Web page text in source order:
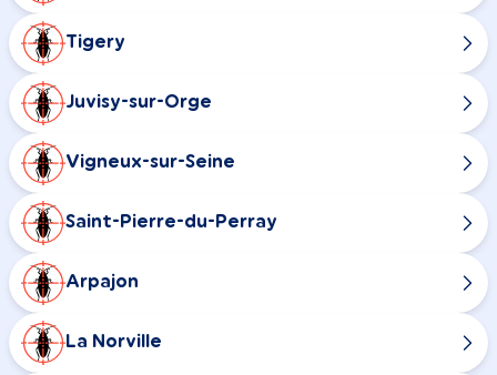
Tigery
Juvisy-sur-Orge
Vigneux-sur-Seine
Saint-Pierre-du-Perray
Arpajon
La Norville